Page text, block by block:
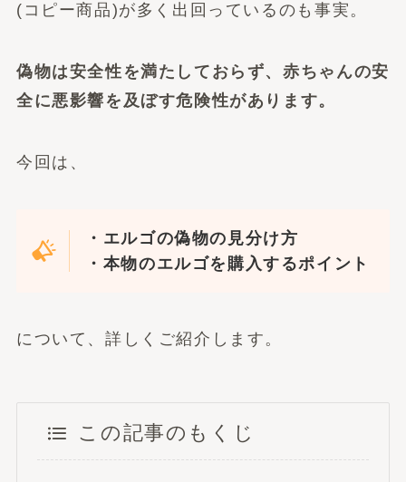
(コピー商品)が多く出回っているのも事実。
偽物は安全性を満たしておらず、赤ちゃんの安
全に悪影響を及ぼす危険性があります。
今回は、
・エルゴの偽物の見分け方
・本物のエルゴを購入するポイント
について、詳しくご紹介します。
この記事のもくじ